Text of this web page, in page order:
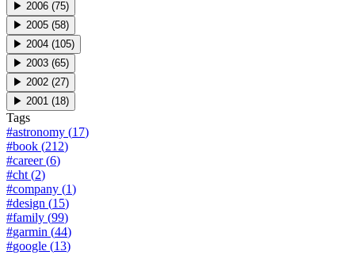
▶ 2006 (75)
▶ 2005 (58)
▶ 2004 (105)
▶ 2003 (65)
▶ 2002 (27)
▶ 2001 (18)
Tags
#astronomy (17)
#book (212)
#career(6)
#cht (2)
#company (1)
#design (15)
#family (99)
#garmin (44)
#google (13)